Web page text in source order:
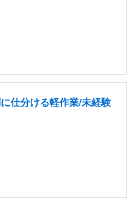
仕分ける軽作業/未経験